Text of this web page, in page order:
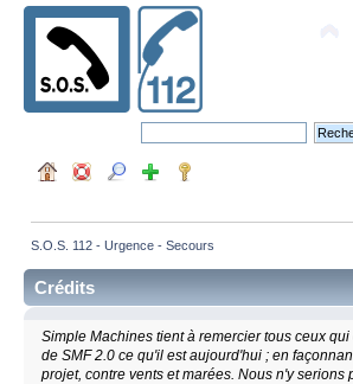
S.O.S. 112 - Urgence - Secours
Crédits
Simple Machines tient à remercier tous ceux
de SMF 2.0 ce qu'il est aujourd'hui ; en
projet, contre vents et marées. Nous n'y serions